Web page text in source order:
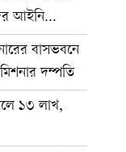
আইনি
বাসভবনে
দম্পতি
১৩ লাখ,